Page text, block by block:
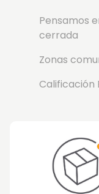
Pensamos
cerrada
Zonas
Calificación